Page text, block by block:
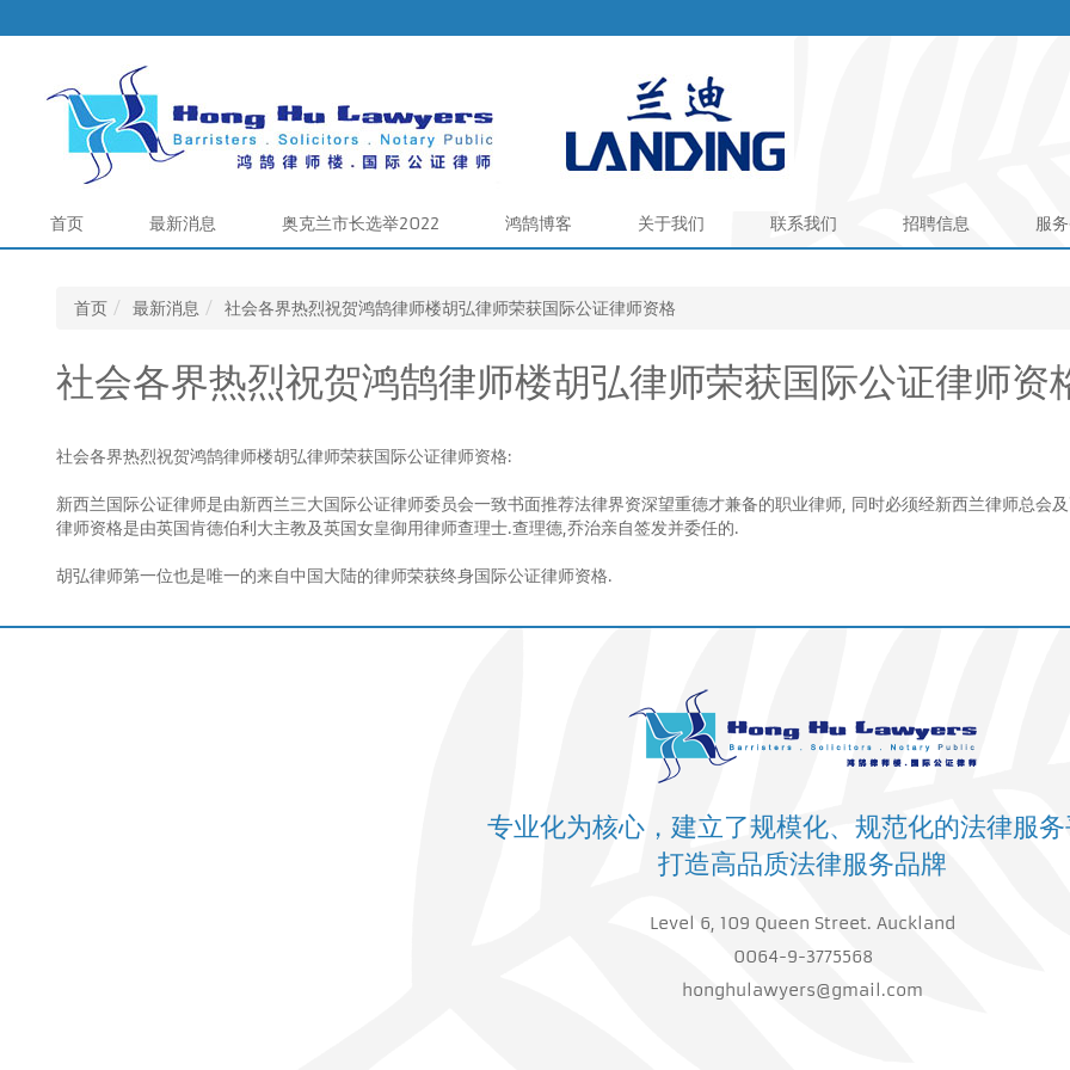
首页 最新消息 奥克兰市长选举2022 鸿鹄博客 关于我们 联系我们 招聘信息 服
首页 最新消息 社会各界热烈祝贺鸿鹄律师楼胡弘律师荣获国际公证律师资格
社会各界热烈祝贺鸿鹄律师楼胡弘律师荣获国际公证律师资
社会各界热烈祝贺鸿鹄律师楼胡弘律师荣获国际公证律师资格:
新西兰国际公证律师是由新西兰三大国际公证律师委员会一致书面推荐法律界资深望重德才兼备的职业律师, 同时必须经新西兰律师总会
律师资格是由英国肯德伯利大主教及英国女皇御用律师查理士.查理德,乔治亲自签发并委任的.
胡弘律师第一位也是唯一的来自中国大陆的律师荣获终身国际公证律师资格.
专业化为核心，建立了规模化、规范化的法律服
打造高品质法律服务品牌
Level 6, 109 Queen Street. Auckland
0064-9-3775568
honghulawyers@gmail.com